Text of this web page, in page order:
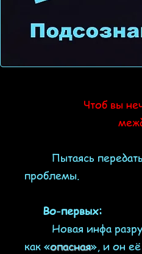
Чтоб вы
Пытаясь передать
проблемы.
Во-первых:
Новая инфа
как «опасная», и он